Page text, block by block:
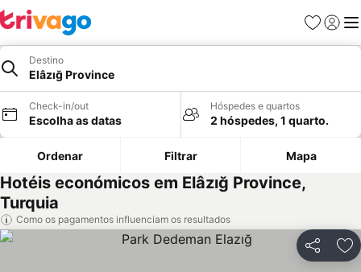
Favoritos
Iniciar
Destino
Elâzığ Province
Check-in/out
Escolha as datas
Hóspedes e quartos
2 hóspedes, 1 quarto.
Ordenar Filtrar Mapa
Hotéis económicos em Elâzığ Province,
Turquia
Como os pagamentos influenciam os resultados
Partilhar